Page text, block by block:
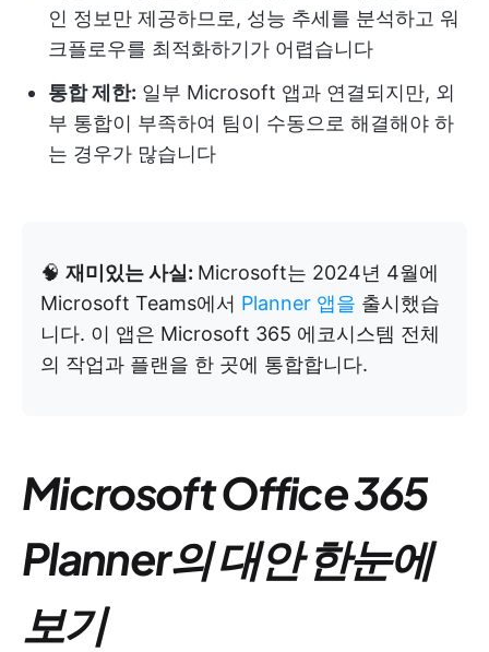
인 정보만 제공하므로, 성능 추세를 분석하고 워
크플로우를 최적화하기가 어렵습니다
통합 제한: 일부 Microsoft 앱과 연결되지만, 외
부 통합이 부족하여 팀이 수동으로 해결해야 하
는 경우가 많습니다
🧠 재미있는 사실: Microsoft는 2024년 4월에
Microsoft Teams에서 Planner 앱을 출시했습
니다. 이 앱은 Microsoft 365 에코시스템 전체
의 작업과 플랜을 한 곳에 통합합니다.
Microsoft Office 365
Planner의 대안 한눈에
보기